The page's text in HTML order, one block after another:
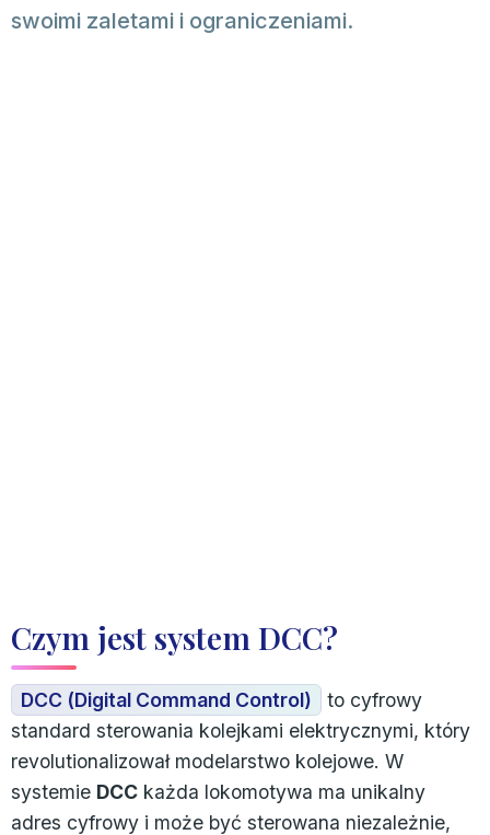
swoimi zaletami i ograniczeniami.
Czym jest system DCC?
DCC (Digital Command Control)
to cyfrowy
standard sterowania kolejkami elektrycznymi, który
revolutionalizował modelarstwo kolejowe. W
systemie DCC każda lokomotywa ma unikalny
adres cyfrowy i może być sterowana niezależnie,